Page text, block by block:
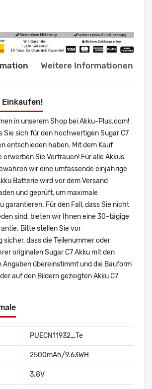
Weitere Informationen
Einkaufen!
in unserem Shop bei Akku-Plus.com!
Sie sich für den hochwertigen Sugar C7
entschieden haben. Mit dem Kauf
erwerben Sie Vertrauen! Für alle Akkus
wir eine umfassende einjährige
Batterie wird vor dem Versand
und geprüft, um maximale
garantieren. Für den Fall, dass Sie nicht
sind, bieten wir Ihnen eine 30-tägige
Bitte stellen Sie vor
dass die Teilenummer oder
originalen Sugar C7 Akku mit den
Angaben übereinstimmt und die Bauform
auf den Bildern gezeigten Akku C7
PUECN11932_Te
2500mAh/9.63WH
3.8V